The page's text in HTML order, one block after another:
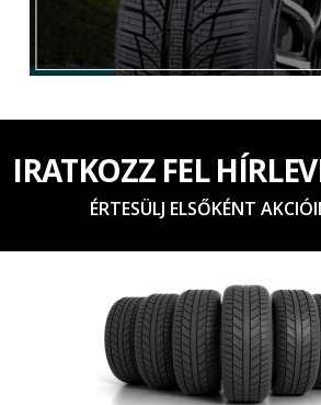
IRATKOZZ FEL
ÉRTESÜLJ ELSŐKÉNT